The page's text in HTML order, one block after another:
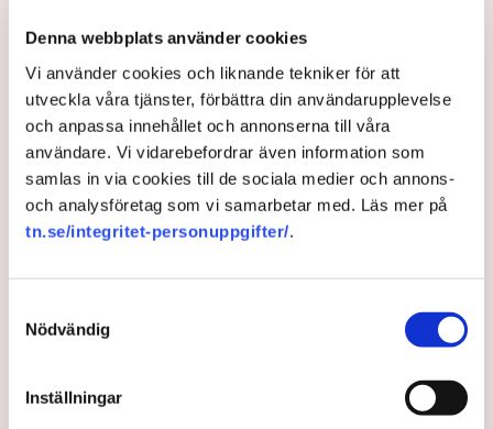
Denna webbplats använder cookies
Vi använder cookies och liknande tekniker för att
utveckla våra tjänster, förbättra din användarupplevelse
och anpassa innehållet och annonserna till våra
användare. Vi vidarebefordrar även information som
samlas in via cookies till de sociala medier och annons-
och analysföretag som vi samarbetar med. Läs mer på
tn.se/integritet-personuppgifter/.
Nödvändig
Inställningar
göra utan att kunna motivera det på ett rimligt sätt,
säger Johan Gustafsson, Svenskt Näringslivs
regionchef i Östergötland.
Upprörda företagare
I korthet innebär förändringen att en del av det som
kallas allmän platsmark ändras till att bli så kallad
kvartersmark. Allmän platsmark är till för allmänheten
exempel en uteservering, under begränsad tid och får
inte ha alltför omfattande konstruktioner som väggar
och inglasning.
som inte varit öppna och sådana är inte tillåtna på
offentlig mark. Därför görs förändringarna, säger Maria